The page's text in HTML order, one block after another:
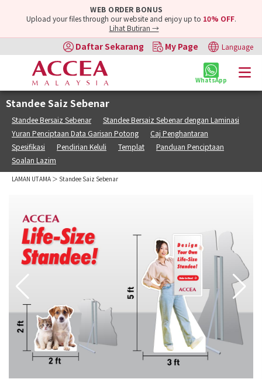
WEB ORDER BONUS
Upload your files through our website and enjoy up to 10% OFF.
Lihat Butiran →
Daftar Sekarang My Page Language
WhatsApp
Standee Saiz Sebenar
Standee Bersaiz Sebenar
Standee Bersaiz Sebenar dengan Laminasi
Yuran Penciptaan Data Garisan Potong
Caj Penghantaran
Spesifikasi
Pendirian Keluli Templat
Panduan Penciptaan
Soalan Lazim
LAMAN UTAMA ＞ Standee Saiz Sebenar